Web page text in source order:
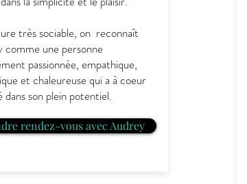
très sociable, on reconnaît
comme une personne
passionnée, empathique,
et chaleureuse qui a à coeur
dans son plein potentiel.
rendez-vous avec Audrey